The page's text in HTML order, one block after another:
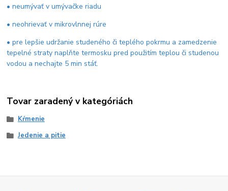
• neumývať v umývačke riadu
• neohrievať v mikrovlnnej rúre
• pre lepšie udržanie studeného či teplého pokrmu a zamedzenie
tepelné straty naplňte termosku pred použitím teplou či studenou
vodou a nechajte 5 min stáť.
Tovar zaradený v kategóriách
Kŕmenie
Jedenie a pitie